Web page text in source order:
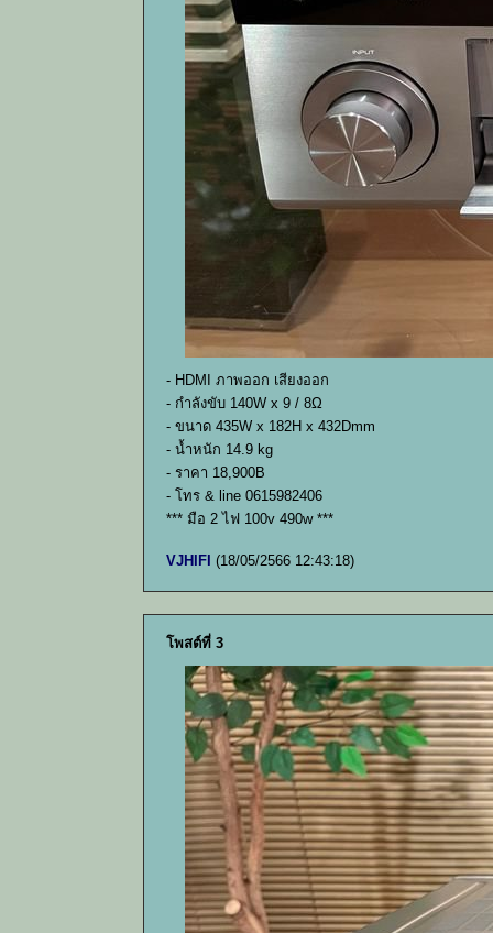
- HDMI ภาพออก เสียงออก
- กำลังขับ 140W x 9 / 8Ω
- ขนาด 435W x 182H x 432Dmm
- น้ำหนัก 14.9 kg
- ราคา 18,900B
- โทร & line 0615982406
*** มือ 2 ไฟ 100v 490w ***
VJHIFI (18/05/2566 12:43:18)
โพสต์ที่ 3